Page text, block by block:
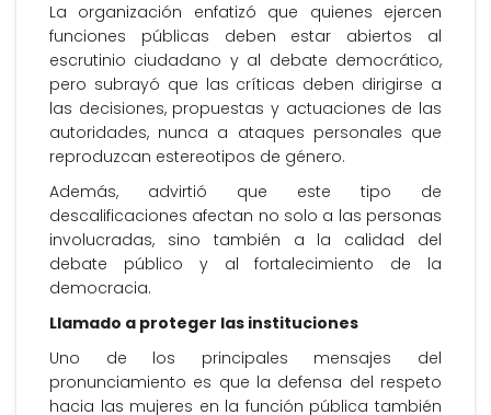
La organización enfatizó que quienes ejercen
funciones públicas deben estar abiertos al
escrutinio ciudadano y al debate democrático,
pero subrayó que las críticas deben dirigirse a
las decisiones, propuestas y actuaciones de las
autoridades, nunca a ataques personales que
reproduzcan estereotipos de género.
Además, advirtió que este tipo de
descalificaciones afectan no solo a las personas
involucradas, sino también a la calidad del
debate público y al fortalecimiento de la
democracia.
Llamado a proteger las instituciones
Uno de los principales mensajes del
pronunciamiento es que la defensa del respeto
hacia las mujeres en la función pública también